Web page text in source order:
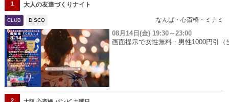
1 大人の友達づくりナイト
CLUB DISCO なんば・心斎橋・ミナミ
08月14日(金) 19:30～23:00
画面提示で女性無料・男性1000円引（
2